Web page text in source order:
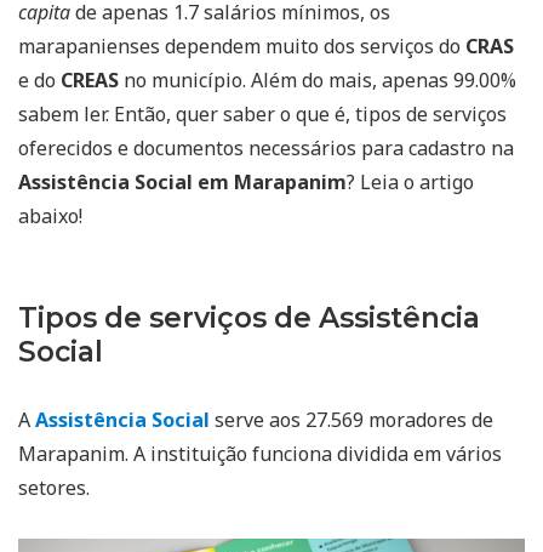
capitade apenas 1.7 salários mínimos, os
marapanienses dependem muito dos serviços do CRAS
e do CREAS no município. Além do mais, apenas 99.00%
sabem ler. Então, quer saber o que é, tipos de serviços
oferecidos e documentos necessários para cadastro na
Assistência Social em Marapanim? Leia o artigo
abaixo!
Tipos de serviços de Assistência
Social
AAssistência Social serve aos 27.569 moradores de
Marapanim. A instituição funciona dividida em vários
setores.